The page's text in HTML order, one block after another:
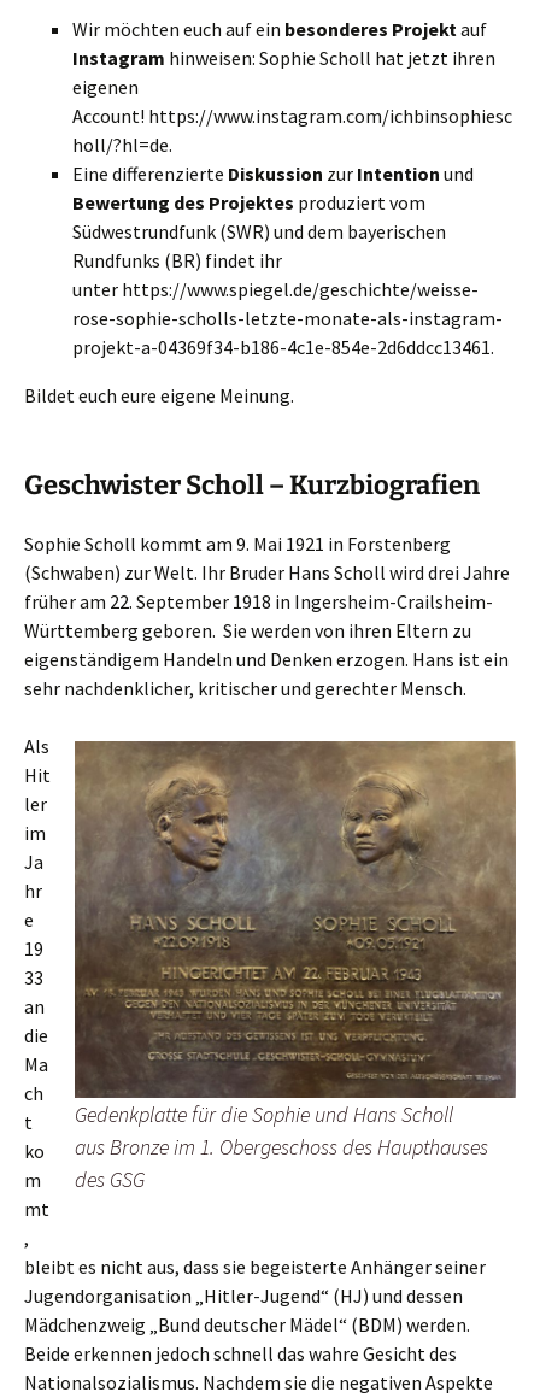
Wir möchten euch auf ein besonderes Projektauf
Instagram hinweisen: Sophie Scholl hat jetzt ihren
eigenen
Account! https://www.instagram.com/ichbinsophiesc
holl/?hl=de.
Eine differenzierte Diskussion zur Intention und
Bewertung des Projektes produziert vom
Südwestrundfunk (SWR) und dem bayerischen
Rundfunks (BR) findet ihr
unter https://www.spiegel.de/geschichte/weisse-
rose-sophie-scholls-letzte-monate-als-instagram-
projekt-a-04369f34-b186-4c1e-854e-2d6ddcc13461.
Bildet euch eure eigene Meinung.
Geschwister Scholl – Kurzbiografien
Sophie Scholl kommt am 9. Mai 1921 in Forstenberg
(Schwaben) zur Welt. Ihr Bruder Hans Scholl wird drei Jahre
früher am 22. September 1918 in Ingersheim-Crailsheim-
Württemberg geboren. Sie werden von ihren Eltern zu
eigenständigem Handeln und Denken erzogen. Hans ist ein
sehr nachdenklicher, kritischer und gerechter Mensch.
Gedenkplatte für die Sophie und Hans Scholl
aus Bronze im 1. Obergeschoss des Haupthauses
des GSG
Als
Hit
ler
im
Ja
hr
e
19
33
an
die
Ma
ch
t
ko
m
mt
,
bleibt es nicht aus, dass sie begeisterte Anhänger seiner
Jugendorganisation „Hitler-Jugend“ (HJ) und dessen
Mädchenzweig „Bund deutscher Mädel“ (BDM) werden.
Beide erkennen jedoch schnell das wahre Gesicht des
Nationalsozialismus. Nachdem sie die negativen Aspekte